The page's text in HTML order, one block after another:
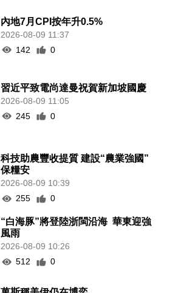
內地7月CPI按年升0.5%
2026-08-09 11:37
142
0
習近平致電尚達曼祝賀新加坡國慶
2026-08-09 11:05
245
0
科技助農豐收提質 建設“農業強國”
保糧安
2026-08-09 10:39
255
0
“白海豚”將登陸浙閩沿海 華東迎強
風雨
2026-08-09 10:26
512
0